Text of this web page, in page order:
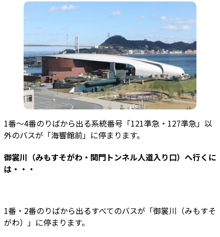
1番～4番のりばから出る系統番号「121準急・127準急」以
外のバスが「海響館前」に停まります。
御裳川（みもすそがわ・関門トンネル人道入り口） へ行くに
は・・・
1番・2番のりばから出るすべてのバスが「御裳川（みもすそ
がわ）」に停まります。